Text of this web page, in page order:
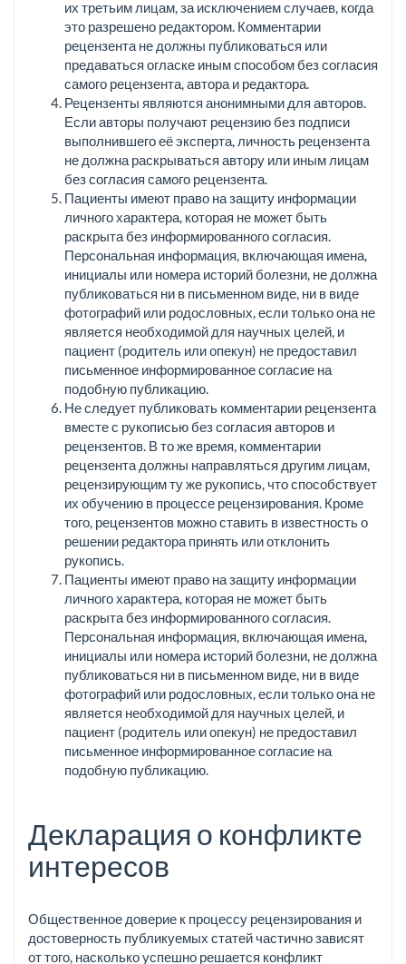
их третьим лицам, за исключением случаев, когда
это разрешено редактором. Комментарии
рецензента не должны публиковаться или
предаваться огласке иным способом без согласия
самого рецензента, автора и редактора.
Рецензенты являются анонимными для авторов.
Если авторы получают рецензию без подписи
выполнившего её эксперта, личность рецензента
не должна раскрываться автору или иным лицам
без согласия самого рецензента.
Пациенты имеют право на защиту информации
личного характера, которая не может быть
раскрыта без информированного согласия.
Персональная информация, включающая имена,
инициалы или номера историй болезни, не должна
публиковаться ни в письменном виде, ни в виде
фотографий или родословных, если только она не
является необходимой для научных целей, и
пациент (родитель или опекун) не предоставил
письменное информированное согласие на
подобную публикацию.
Не следует публиковать комментарии рецензента
вместе с рукописью без согласия авторов и
рецензентов. В то же время, комментарии
рецензента должны направляться другим лицам,
рецензирующим ту же рукопись, что способствует
их обучению в процессе рецензирования. Кроме
того, рецензентов можно ставить в известность о
решении редактора принять или отклонить
рукопись.
Пациенты имеют право на защиту информации
личного характера, которая не может быть
раскрыта без информированного согласия.
Персональная информация, включающая имена,
инициалы или номера историй болезни, не должна
публиковаться ни в письменном виде, ни в виде
фотографий или родословных, если только она не
является необходимой для научных целей, и
пациент (родитель или опекун) не предоставил
письменное информированное согласие на
подобную публикацию.
Декларация о конфликте
интересов
Общественное доверие к процессу рецензирования и
достоверность публикуемых статей частично зависят
от того, насколько успешно решается конфликт